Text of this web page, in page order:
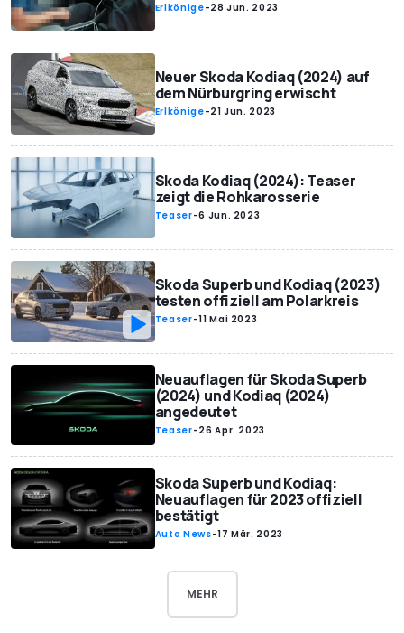
Erlkönige-28 Jun. 2023
Neuer Skoda Kodiaq (2024) auf
dem Nürburgring erwischt
Erlkönige-21 Jun. 2023
Skoda Kodiaq (2024): Teaser
zeigt die Rohkarosserie
Teaser-6 Jun. 2023
Skoda Superb und Kodiaq (2023)
testen offiziell am Polarkreis
Teaser-11 Mai 2023
Neuauflagen für Skoda Superb
(2024) und Kodiaq (2024)
angedeutet
Teaser-26 Apr. 2023
Skoda Superb und Kodiaq:
Neuauflagen für 2023 offiziell
bestätigt
Auto News-17 Mär. 2023
MEHR